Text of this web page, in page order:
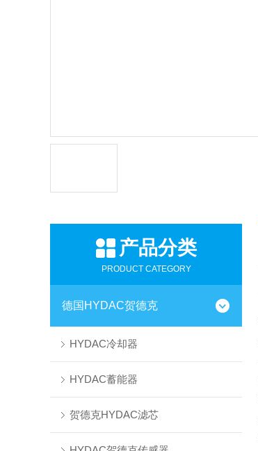
产品分类
PRODUCT CATEGORY
德国HYDAC贺德克
HYDAC冷却器
HYDAC蓄能器
贺德克HYDAC滤芯